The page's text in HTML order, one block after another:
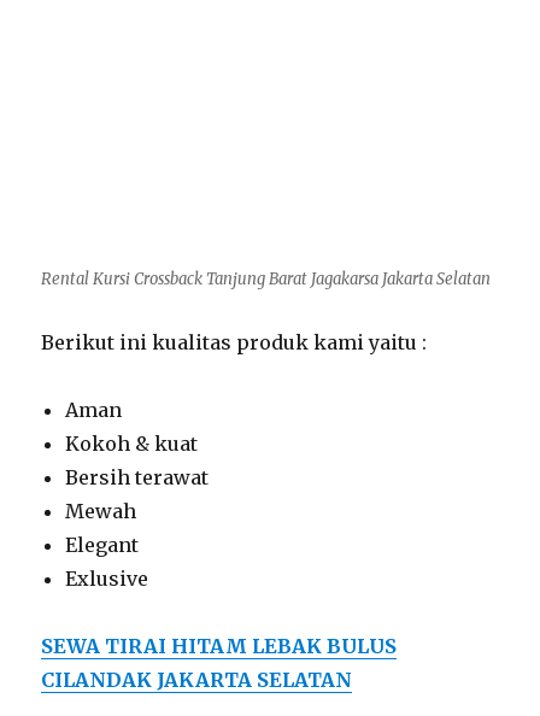
Rental Kursi Crossback Tanjung Barat Jagakarsa Jakarta Selatan
Berikut ini kualitas produk kami yaitu :
Aman
Kokoh & kuat
Bersih terawat
Mewah
Elegant
Exlusive
SEWA TIRAI HITAM LEBAK BULUS
CILANDAK JAKARTA SELATAN